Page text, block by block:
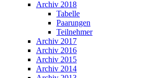
Archiv 2018
Tabelle
Paarungen
Teilnehmer
Archiv 2017
Archiv 2016
Archiv 2015
Archiv 2014